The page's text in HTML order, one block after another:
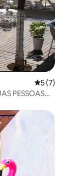
5 de
5 (7)
PESSOAS